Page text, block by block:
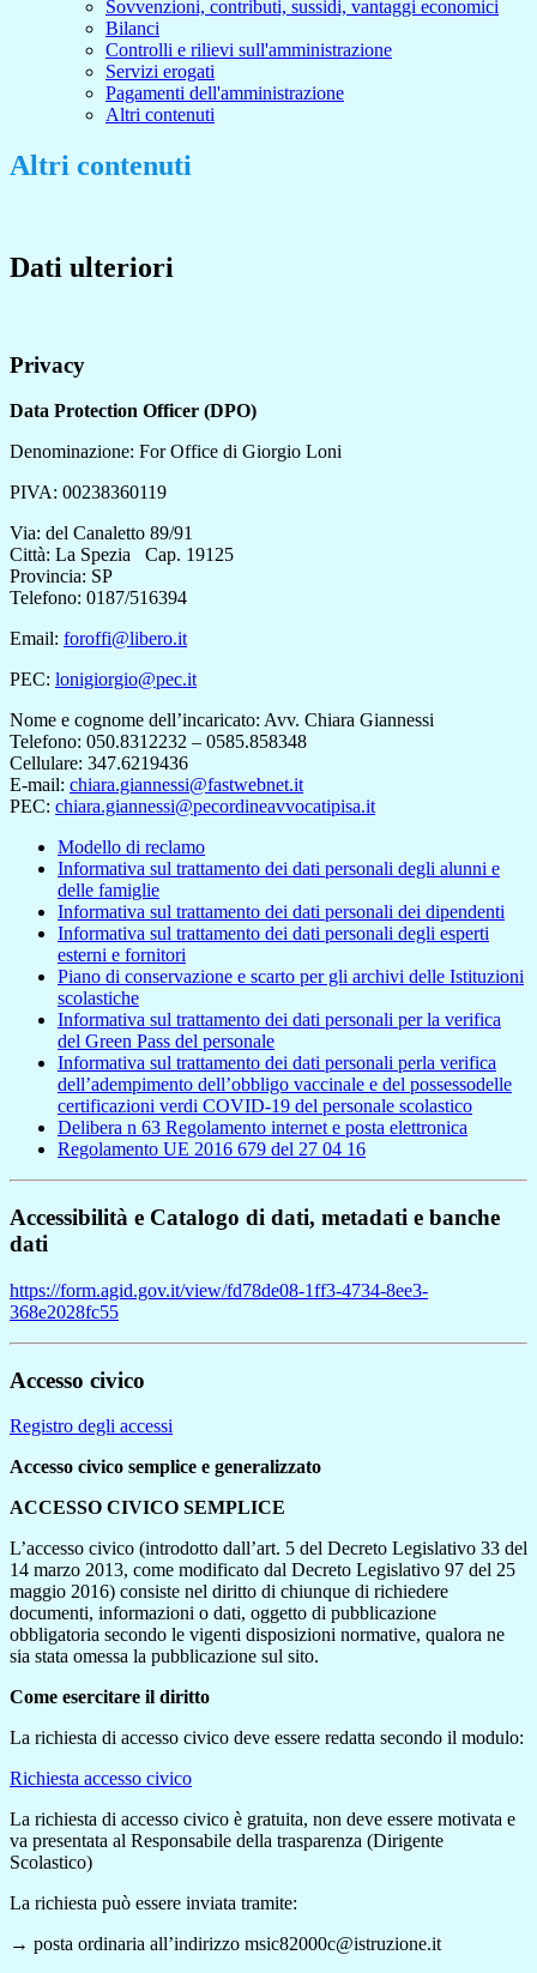
Sovvenzioni, contributi, sussidi, vantaggi economici
Bilanci
Controlli e rilievi sull'amministrazione
Servizi erogati
Pagamenti dell'amministrazione
Altri contenuti
Altri contenuti
Dati ulteriori
Privacy
Data Protection Officer (DPO)
Denominazione: For Office di Giorgio Loni
PIVA: 00238360119
Via: del Canaletto 89/91
Città: La Spezia Cap. 19125
Provincia: SP
Telefono: 0187/516394
Email: foroffi@libero.it
PEC: lonigiorgio@pec.it
Nome e cognome dell’incaricato: Avv. Chiara Giannessi
Telefono: 050.8312232 – 0585.858348
Cellulare: 347.6219436
E-mail: chiara.giannessi@fastwebnet.it
PEC: chiara.giannessi@pecordineavvocatipisa.it
Modello di reclamo
Informativa sul trattamento dei dati personali degli alunni e
delle famiglie
Informativa sul trattamento dei dati personali dei dipendenti
Informativa sul trattamento dei dati personali degli esperti
esterni e fornitori
Piano di conservazione e scarto per gli archivi delle Istituzioni
scolastiche
Informativa sul trattamento dei dati personali per la verifica
del Green Pass del personale
Informativa sul trattamento dei dati personali perla verifica
dell’adempimento dell’obbligo vaccinale e del possessodelle
certificazioni verdi COVID-19 del personale scolastico
Delibera n 63 Regolamento internet e posta elettronica
Regolamento UE 2016 679 del 27 04 16
Accessibilità e Catalogo di dati, metadati e banche
dati
https://form.agid.gov.it/view/fd78de08-1ff3-4734-8ee3-
368e2028fc55
Accesso civico
Registro degli accessi
Accesso civico semplice e generalizzato
ACCESSO CIVICO SEMPLICE
L’accesso civico (introdotto dall’art. 5 del Decreto Legislativo 33 del
14 marzo 2013, come modificato dal Decreto Legislativo 97 del 25
maggio 2016) consiste nel diritto di chiunque di richiedere
documenti, informazioni o dati, oggetto di pubblicazione
obbligatoria secondo le vigenti disposizioni normative, qualora ne
sia stata omessa la pubblicazione sul sito.
Come esercitare il diritto
La richiesta di accesso civico deve essere redatta secondo il modulo:
Richiesta accesso civico
La richiesta di accesso civico è gratuita, non deve essere motivata e
va presentata al Responsabile della trasparenza (Dirigente
Scolastico)
La richiesta può essere inviata tramite:
→ posta ordinaria all’indirizzo msic82000c@istruzione.it